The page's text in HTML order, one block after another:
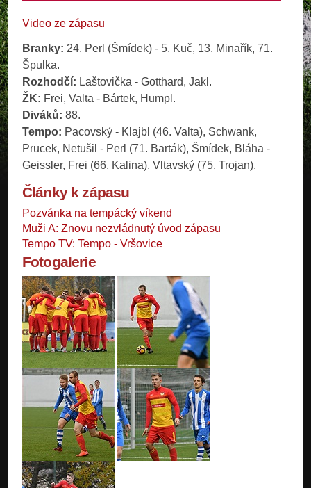
Video ze zápasu
Branky: 24. Perl (Šmídek) - 5. Kuč, 13. Minařík, 71.
Špulka.
Rozhodčí: Laštovička - Gotthard, Jakl.
ŽK: Frei, Valta - Bártek, Humpl.
Diváků: 88.
Tempo: Pacovský - Klajbl (46. Valta), Schwank,
Prucek, Netušil - Perl (71. Barták), Šmídek, Bláha -
Geissler, Frei (66. Kalina), Vltavský (75. Trojan).
Články k zápasu
Pozvánka na tempácký víkend
Muži A: Znovu nezvládnutý úvod zápasu
Tempo TV: Tempo - Vršovice
Fotogalerie